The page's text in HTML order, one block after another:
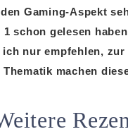
Gaming-Aspekt
schon gelesen
nur empfehlen,
machen